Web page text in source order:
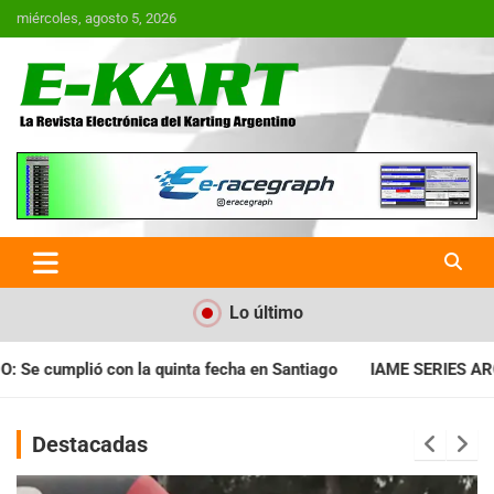
Saltar
al
miércoles, agosto 5, 2026
E-Kart.com.ar | La Revista
Electrónica del Karting en
Argentina
Lo último
en Santiago IAME SERIES ARGENTINA: Horarios para la
Destacadas